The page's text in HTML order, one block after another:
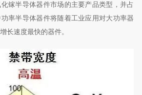
镓半导体器件市场的主要产品类型，并占
率半导体器件将随着工业应用对大功率器
长速度最快的器件。